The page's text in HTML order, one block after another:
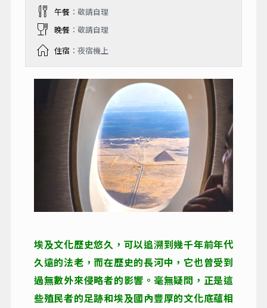
午餐：敬請自理
晚餐：敬請自理
住宿 ：夜宿機上
埃及文化歷史悠久，可以追溯到幾千年前年代
久遠的法老，而在歷史的長河中，它也曾受到
過無數外來侵略者的影響。毫無疑問，正是這
些殖民者的足跡和埃及國內豐厚的文化底蘊相